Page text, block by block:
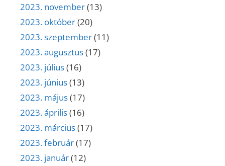
2023. november(13)
2023. október(20)
2023. szeptember(11)
2023. augusztus(17)
2023. július(16)
2023. június(13)
2023. május(17)
2023. április(16)
2023. március(17)
2023. február(17)
2023. január(12)